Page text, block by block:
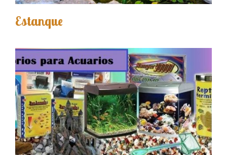
Estanque